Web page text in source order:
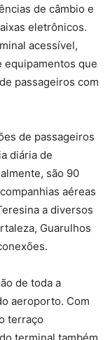
de câmbio e
eletrônicos.
acessível,
equipamentos que
passageiros com
de passageiros
diária de
são 90
aéreas
a diversos
Guarulhos
de toda a
aeroporto. Com
terraço